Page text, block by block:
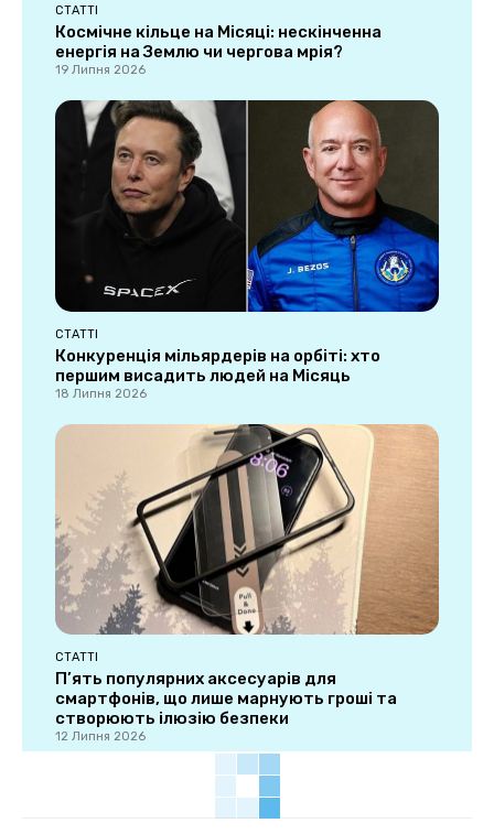
СТАТТІ
Космічне кільце на Місяці: нескінченна
енергія на Землю чи чергова мрія?
19 Липня 2026
СТАТТІ
Конкуренція мільярдерів на орбіті: хто
першим висадить людей на Місяць
18 Липня 2026
СТАТТІ
П’ять популярних аксесуарів для
смартфонів, що лише марнують гроші та
створюють ілюзію безпеки
12 Липня 2026